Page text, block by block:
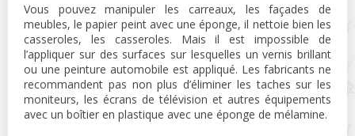
Vous pouvez manipuler les carreaux, les façades de
meubles, le papier peint avec une éponge, il nettoie bien les
casseroles, les casseroles. Mais il est impossible de
l’appliquer sur des surfaces sur lesquelles un vernis brillant
ou une peinture automobile est appliqué. Les fabricants ne
recommandent pas non plus d’éliminer les taches sur les
moniteurs, les écrans de télévision et autres équipements
avec un boîtier en plastique avec une éponge de mélamine.